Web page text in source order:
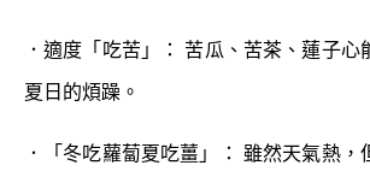
．適度「吃苦」： 苦瓜、苦茶、蓮子心
夏日的煩躁。
．「冬吃蘿蔔夏吃薑」： 雖然天氣熱，